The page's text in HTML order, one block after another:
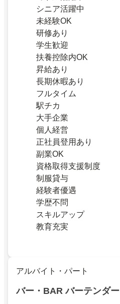
シニア活躍中
未経験OK
研修あり
学生歓迎
扶養控除内OK
昇給あり
長期休暇あり
フルタイム
駅チカ
大手企業
個人経営
正社員登用あり
副業OK
資格取得支援制度
制服貸与
経験者優遇
学歴不問
スキルアップ
教育充実
アルバイト・パート
バー・BAR バーテンダー